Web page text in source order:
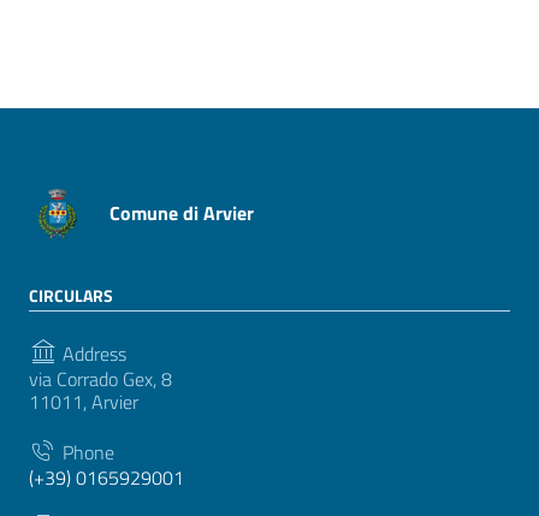
Comune di Arvier
CIRCULARS
Address
via Corrado Gex, 8
11011, Arvier
Phone
(+39) 0165929001